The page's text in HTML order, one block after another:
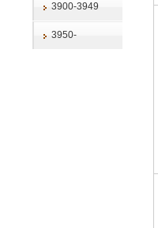
3900-3949
3950-